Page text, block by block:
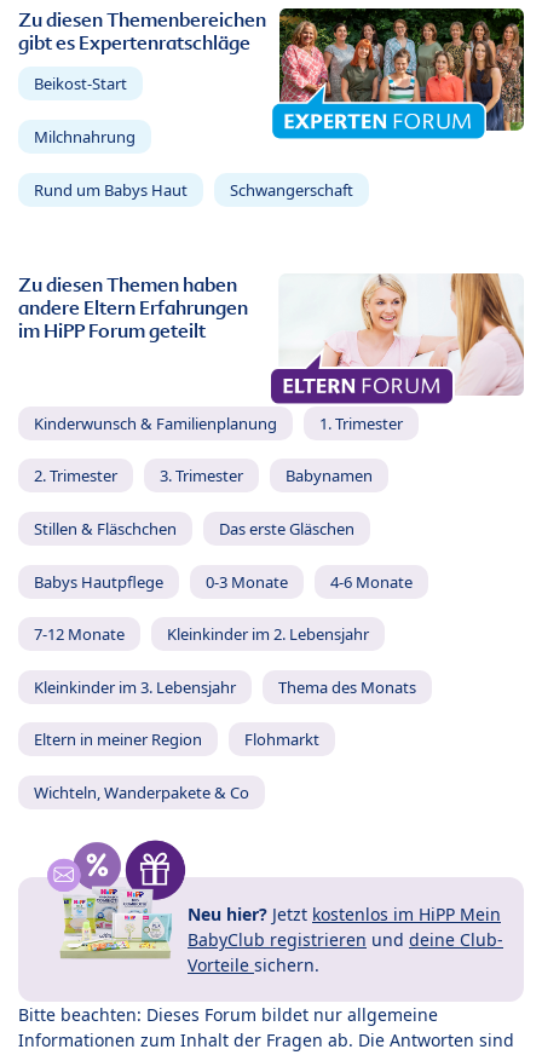
Zu diesen Themenbereichen
gibt es Expertenratschläge
Beikost-Start
Milchnahrung
Rund um Babys Haut Schwangerschaft
Zu diesen Themen haben
andere Eltern Erfahrungen
im HiPP Forum geteilt
Kinderwunsch & Familienplanung 1. Trimester
2. Trimester 3. Trimester Babynamen
Stillen & Fläschchen Das erste Gläschen
Babys Hautpflege 0-3 Monate 4-6 Monate
7-12 Monate Kleinkinder im 2. Lebensjahr
Kleinkinder im 3. Lebensjahr Thema des Monats
Eltern in meiner Region Flohmarkt
Wichteln, Wanderpakete & Co
Neu hier? Jetzt kostenlos im HiPP Mein
BabyClub registrieren und deine Club-
Vorteile sichern.
Bitte beachten: Dieses Forum bildet nur allgemeine
Informationen zum Inhalt der Fragen ab. Die Antworten sind